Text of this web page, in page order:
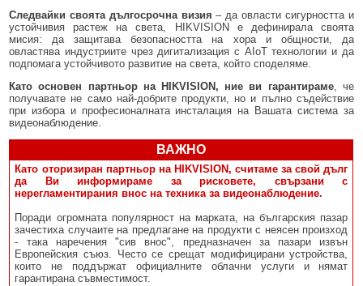
Следвайки своята дългосрочна визия – да овласти сигурността и
устойчивия растеж на света, HIKVISION е дефинирала своята
мисия: да защитава безопасността на хора и общности, да
овластява индустриите чрез дигитализация с AIoT технологии и да
подпомага устойчивото развитие на света, който споделяме.
Като основен партньор на HIKVISION, ние ви гарантираме, че
получавате не само най-добрите продукти, но и пълно съдействие
при избора и професионалната инсталация на Вашата система за
видеонаблюдение.
ВАЖНО
Като оторизиран партньор на HIKVISION, считаме за свой дълг
да Ви информираме за рисковете, свързани с
нерегламентирания внос на техника за видеонаблюдение.
Поради огромната популярност на марката, на българския пазар
зачестиха случаите на предлагане на продукти с неясен произход
- така наречения "сив внос", предназначен за пазари извън
Европейския съюз. Често се срещат модифицирани устройства,
които не поддържат официалните облачни услуги и нямат
гарантирана съвместимост.